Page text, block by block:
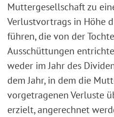
Muttergesellschaft zu
Verlustvortrags in Höhe
führen, die von der
Ausschüttungen
weder im Jahr des
dem Jahr, in dem die
vorgetragenen Verluste
erzielt, angerechnet